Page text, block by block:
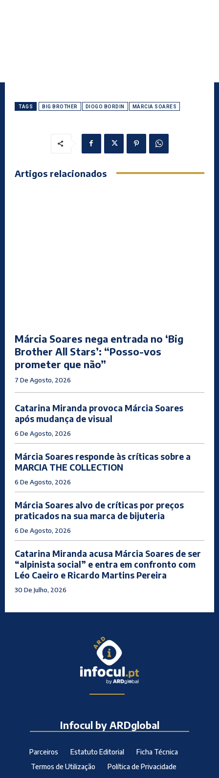
TAGS BIG BROTHER DIOGO BORDIN MÁRCIA SOARES
Artigos relacionados
Márcia Soares nega entrada no ‘Big
Brother All Stars’: “Posso-vos
prometer que não”
7 De Agosto, 2026
Catarina Miranda provoca Márcia Soares
após mudança de visual
6 De Agosto, 2026
Márcia Soares responde às críticas sobre a
MARCIA THE COLLECTION
6 De Agosto, 2026
Márcia Soares alvo de críticas por preços
praticados na sua marca de bijuteria
6 De Agosto, 2026
Catarina Miranda acusa Márcia Soares de ser
“alpinista social” e entra em confronto com
Léo Caeiro e Ricardo Martins Pereira
30 De Julho, 2026
Infocul by ARDglobal
Parceiros Estatuto Editorial
Ficha Técnica
Termos de Utilização
Política de Privacidade